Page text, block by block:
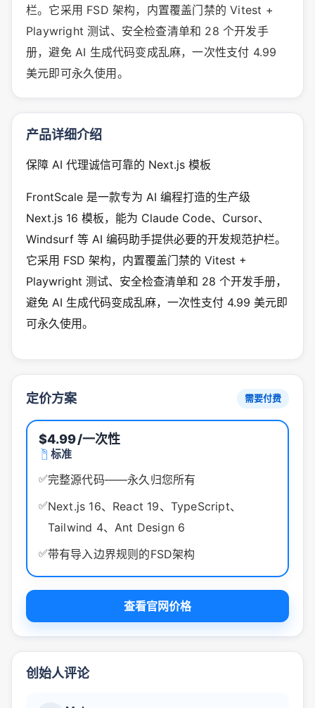
栏。它采用 FSD 架构，内置覆盖门禁的 Vitest +
Playwright 测试、安全检查清单和 28 个开发手
册，避免 AI 生成代码变成乱麻，一次性支付 4.99
美元即可永久使用。
产品详细介绍
保障 AI 代理诚信可靠的 Next.js 模板
FrontScale 是一款专为 AI 编程打造的生产级
Next.js 16 模板，能为 Claude Code、Cursor、
Windsurf 等 AI 编码助手提供必要的开发规范护栏。
它采用 FSD 架构，内置覆盖门禁的 Vitest +
Playwright 测试、安全检查清单和 28 个开发手册，
避免 AI 生成代码变成乱麻，一次性支付 4.99 美元即
可永久使用。
定价方案 需要付费
$4.99/一次性
标准
✅完整源代码——永久归您所有
✅Next.js 16、React 19、TypeScript、
Tailwind 4、Ant Design 6
✅带有导入边界规则的FSD架构
查看官网价格
创始人评论